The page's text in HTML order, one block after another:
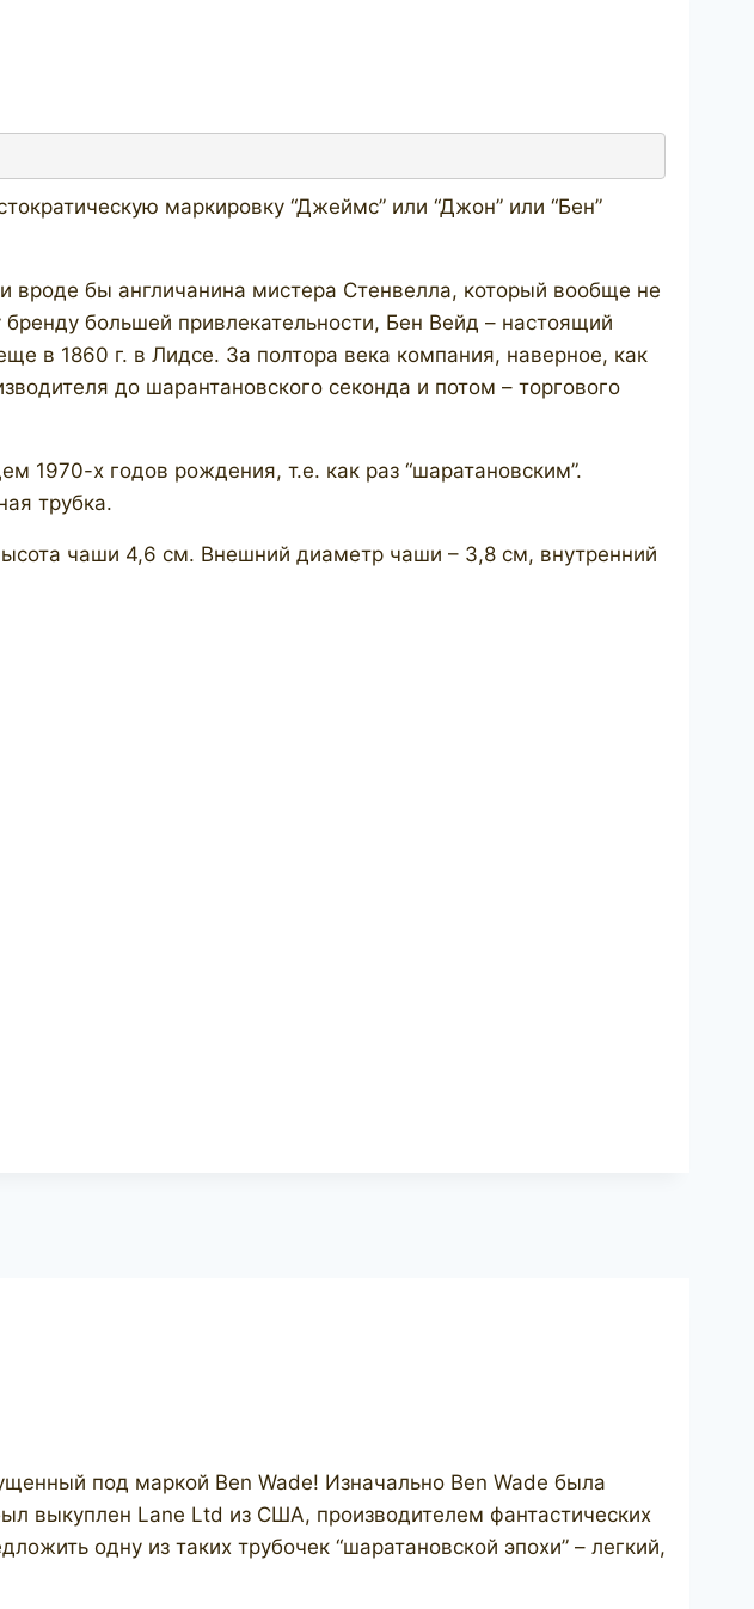
маркировку “Джеймс” или “Джон” или “Бен”
бы англичанина мистера Стенвелла, который вообще не
большей привлекательности, Бен Вейд – настоящий
в 1860 г. в Лидсе. За полтора века компания, наверное, как
до шарантановского секонда и потом – торгового
1970-х годов рождения, т.е. как раз “шаратановским”.
трубка.
чаши 4,6 см. Внешний диаметр чаши – 3,8 см, внутренний
под маркой Ben Wade! Изначально Ben Wade была
выкуплен Lane Ltd из США, производителем фантастических
одну из таких трубочек “шаратановской эпохи” – легкий,